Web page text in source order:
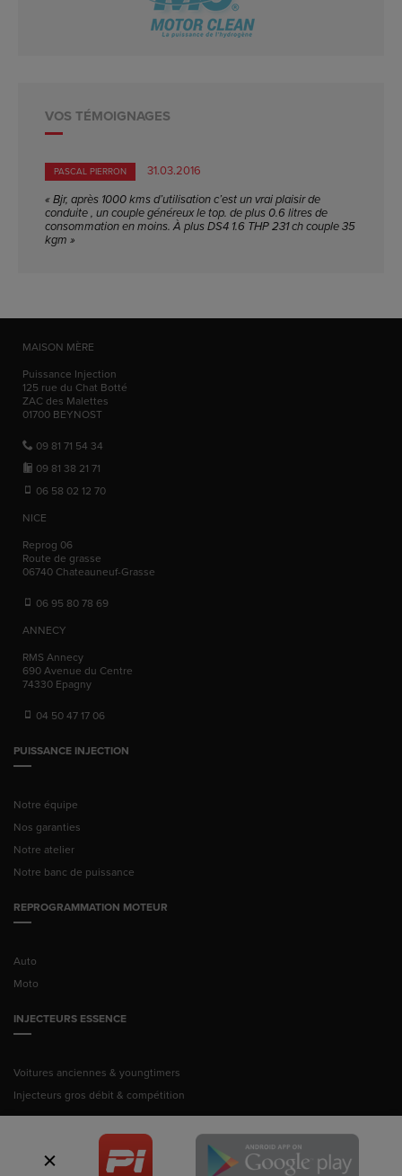
VOS TÉMOIGNAGES
PASCAL PIERRON
31.03.2016
« Bjr, après 1000 kms d’utilisation c’est un vrai plaisir de
conduite , un couple généreux le top. de plus 0.6 litres de
consommation en moins. À plus DS4 1.6 THP 231 ch couple 35
kgm »
MAISON MÈRE
Puissance Injection
125 rue du Chat Botté
ZAC des Malettes
01700 BEYNOST
09 81 71 54 34
09 81 38 21 71
06 58 02 12 70
NICE
Reprog 06
Route de grasse
06740 Chateauneuf-Grasse
06 95 80 78 69
ANNECY
RMS Annecy
690 Avenue du Centre
74330 Epagny
04 50 47 17 06
PUISSANCE INJECTION
Notre équipe
Nos garanties
Notre atelier
Notre banc de puissance
REPROGRAMMATION MOTEUR
Auto
Moto
INJECTEURS ESSENCE
Voitures anciennes & youngtimers
Injecteurs gros débit & compétition
© Pussance Injection 2026 - Mentions légales
ITALIAN TECHNOLOGY